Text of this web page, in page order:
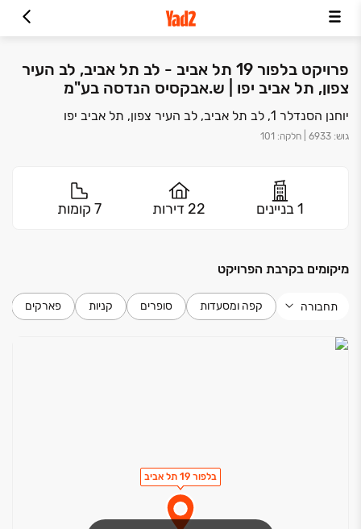
פרויקט בלפור 19 תל אביב - לב תל אביב, לב העיר
צפון, תל אביב יפו | ש.אבקסיס הנדסה בע"מ
יוחנן הסנדלר 1, לב תל אביב, לב העיר צפון, תל אביב יפו
גוש:
6933 חלקה:
101
1 בניינים 22 דירות 7 קומות
מיקומים בקרבת הפרויקט
תחבורה קפה ומסעדות סופרים קניות פארקים
בלפור 19 תל אביב